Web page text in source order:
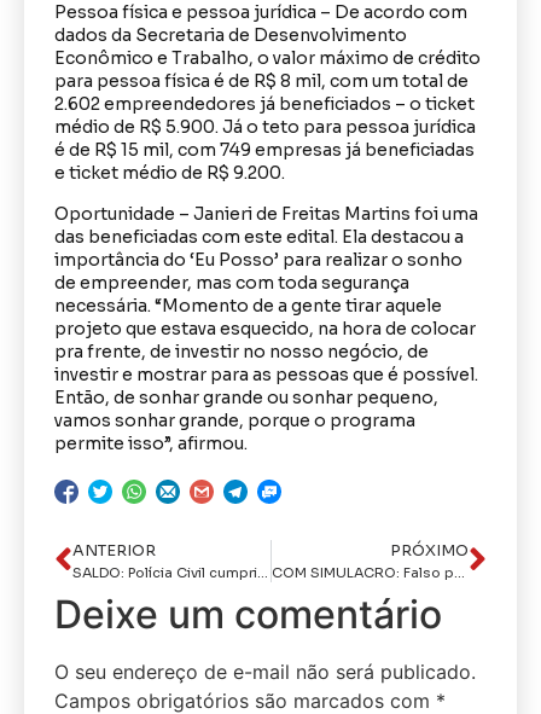
Pessoa física e pessoa jurídica – De acordo com
dados da Secretaria de Desenvolvimento
Econômico e Trabalho, o valor máximo de crédito
para pessoa física é de R$ 8 mil, com um total de
2.602 empreendedores já beneficiados – o ticket
médio de R$ 5.900. Já o teto para pessoa jurídica
é de R$ 15 mil, com 749 empresas já beneficiadas
e ticket médio de R$ 9.200.
Oportunidade – Janieri de Freitas Martins foi uma
das beneficiadas com este edital. Ela destacou a
importância do ‘Eu Posso’ para realizar o sonho
de empreender, mas com toda segurança
necessária. “Momento de a gente tirar aquele
projeto que estava esquecido, na hora de colocar
pra frente, de investir no nosso negócio, de
investir e mostrar para as pessoas que é possível.
Então, de sonhar grande ou sonhar pequeno,
vamos sonhar grande, porque o programa
permite isso”, afirmou.
ANTERIOR PRÓXIMO
Deixe um comentário
O seu endereço de e-mail não será publicado.
Campos obrigatórios são marcados com *